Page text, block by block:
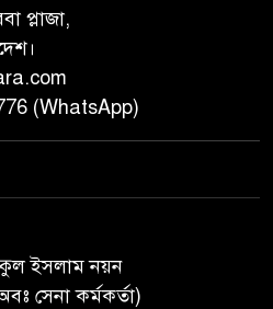
হলো ‘০৫ আগস্ট জুলাই
দিবস ২০২৬’
বাংলাদেশ প্রাথমিক শিক্ষক
অভিযোগ
প্লাজা,
(WhatsApp)
ইসলাম নয়ন
সেনা কর্মকর্তা)